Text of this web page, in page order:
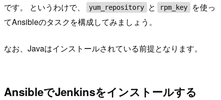
です。 というわけで、
yum_repository と rpm_key
を使っ
てAnsibleのタスクを構成してみましょう。
なお、Javaはインストールされている前提となります。
AnsibleでJenkinsをインストールする